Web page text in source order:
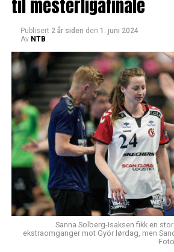
til mesterligafinale
Publisert 2 år siden den 1. juni 2024
Av NTB
Sanna Solberg-Isaksen fikk en
ekstraomganger mot Györ lørdag, men